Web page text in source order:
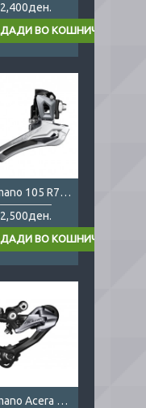
2,400ден.
Shimano 105 R7000 2x11
2,500ден.
Shimano Acera M3000 9s